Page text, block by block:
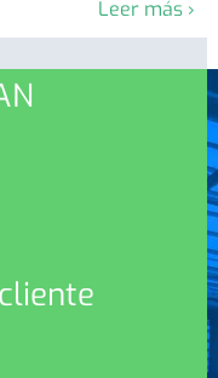
Leer más ›